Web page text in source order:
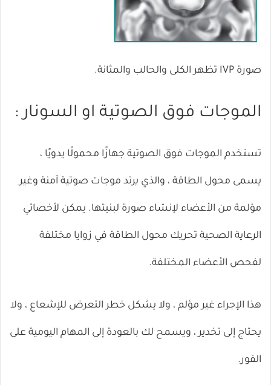
صورة IVP تظهر الكلى والحالب والمثانة.
الموجات فوق الصوتية او السونار :
تستخدم الموجات فوق الصوتية جهازًا محمولًا يدويًا ،
يسمى محول الطاقة ، والذي يرتد موجات صوتية آمنة وغير
مؤلمة من الأعضاء لإنشاء صورة لبنيتها. يمكن لأخصائي
الرعاية الصحية تحريك محول الطاقة في زوايا مختلفة
لفحص الأعضاء المختلفة.
هذا الإجراء غير مؤلم ، ولا يشكل خطر التعرض للإشعاع ، ولا
يحتاج إلى تخدير ، ويسمح لك بالعودة إلى المهام اليومية على
الفور.